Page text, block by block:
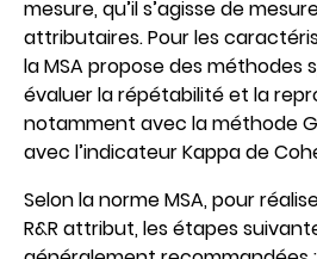
mesure, qu’il s’agisse de
attributaires. Pour les
la MSA propose des méthodes
évaluer la répétabilité et la
notamment avec la méthode
avec l’indicateur Kappa de
Selon la norme MSA, pour
R&R attribut, les étapes